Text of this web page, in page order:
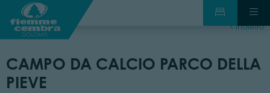
indietro
CAMPO DA CALCIO PARCO DELLA
PIEVE